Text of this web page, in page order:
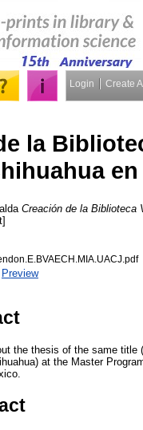
Login Create
la
Creación de la Biblioteca
Preview
the thesis of the same
at the Master